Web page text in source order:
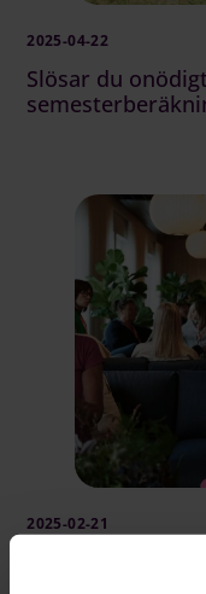
2025-04-22
Slösar du
2025-02-21